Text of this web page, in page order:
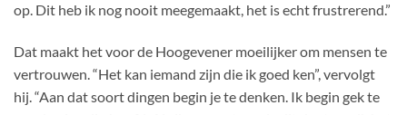
op. Dit heb ik nog nooit meegemaakt, het is echt frustrerend.”
Dat maakt het voor de Hoogevener moeilijker om mensen te
vertrouwen. “Het kan iemand zijn die ik goed ken”, vervolgt
hij. “Aan dat soort dingen begin je te denken. Ik begin gek te